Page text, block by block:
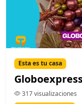
Esta es tu casa
317 visualizaciones